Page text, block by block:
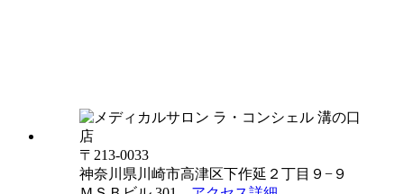
〒213-0033
神奈川県川崎市高津区下作延２丁目９−９